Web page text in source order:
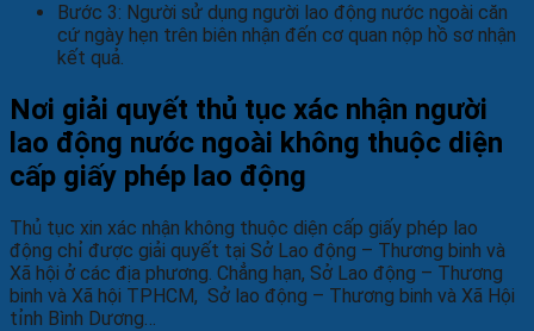
Bước 3: Người sử dụng người lao động nước ngoài căn
cứ ngày hẹn trên biên nhận đến cơ quan nộp hồ sơ nhận
kết quả.
Nơi giải quyết thủ tục xác nhận người
lao động nước ngoài không thuộc diện
cấp giấy phép lao động
Thủ tục xin xác nhận không thuộc diện cấp giấy phép lao
động chỉ được giải quyết tại Sở Lao động – Thương binh và
Xã hội ở các địa phương. Chẳng hạn, Sở Lao động – Thương
binh và Xã hội TPHCM, Sở lao động – Thương binh và Xã Hội
tỉnh Bình Dương…